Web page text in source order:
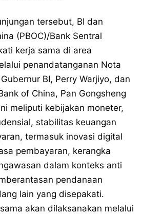
tersebut, BI dan
(PBOC)/Bank Sentral
kerja sama di area
penandatanganan Nota
BI, Perry Warjiyo, dan
of China, Pan Gongsheng
meliputi kebijakan moneter,
stabilitas keuangan
termasuk inovasi digital
pembayaran, kerangka
dalam konteks anti
pendanaan
lain yang disepakati.
akan dilaksanakan melalui